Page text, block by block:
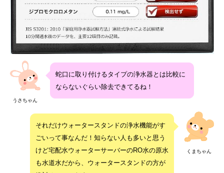
うさちゃん
蛇口に取り付けるタイプの浄水器とは比較に
ならないぐらい除去できてるね！
くまちゃん
それだけウォータースタンドの浄水機能がす
ごいって事なんだ！知らない人も多いと思う
けど宅配水ウォーターサーバーのRO水の原水
も水道水だから、ウォータースタンドの方が